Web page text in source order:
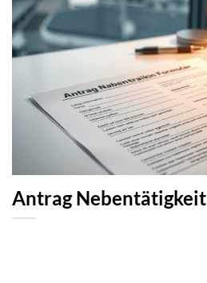
Antrag Nebentätigkeit